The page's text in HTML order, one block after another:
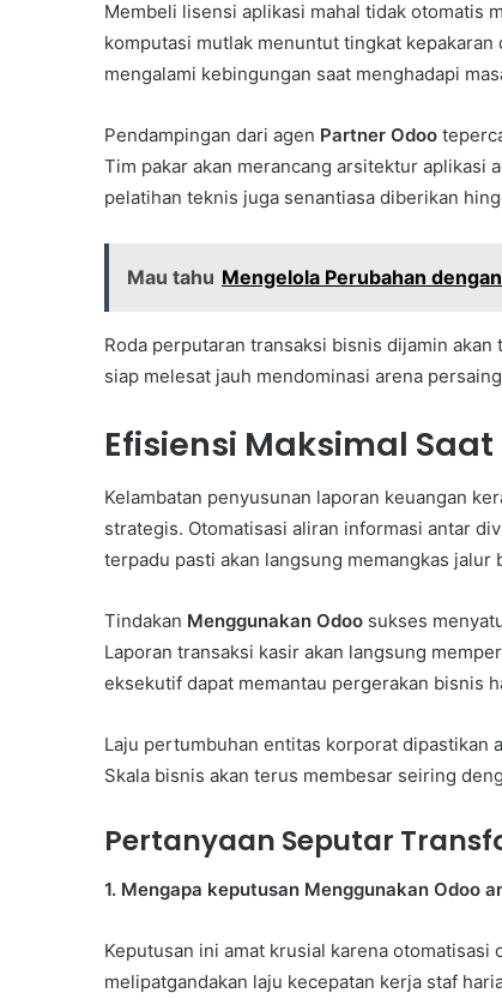
Membeli lisensi aplikasi mahal tidak otomatis
komputasi mutlak menuntut tingkat
mengalami kebingungan saat menghadapi
Pendampingan dari agen Partner Odoo
Tim pakar akan merancang arsitektur aplikasi
pelatihan teknis juga senantiasa diberikan
Mau tahu Mengelola Perubahan
Roda perputaran transaksi bisnis dijamin
siap melesat jauh mendominasi arena
Efisiensi Maksimal
Kelambatan penyusunan laporan keuangan
strategis. Otomatisasi aliran informasi antar
terpadu pasti akan langsung memangkas jalur
Tindakan Menggunakan Odoo sukses
Laporan transaksi kasir akan langsung
eksekutif dapat memantau pergerakan bisnis
Laju pertumbuhan entitas korporat dipastikan
Skala bisnis akan terus membesar seiring
Pertanyaan Seputar
1. Mengapa keputusan Menggunakan Odoo
Keputusan ini amat krusial karena
melipatgandakan laju kecepatan kerja staf